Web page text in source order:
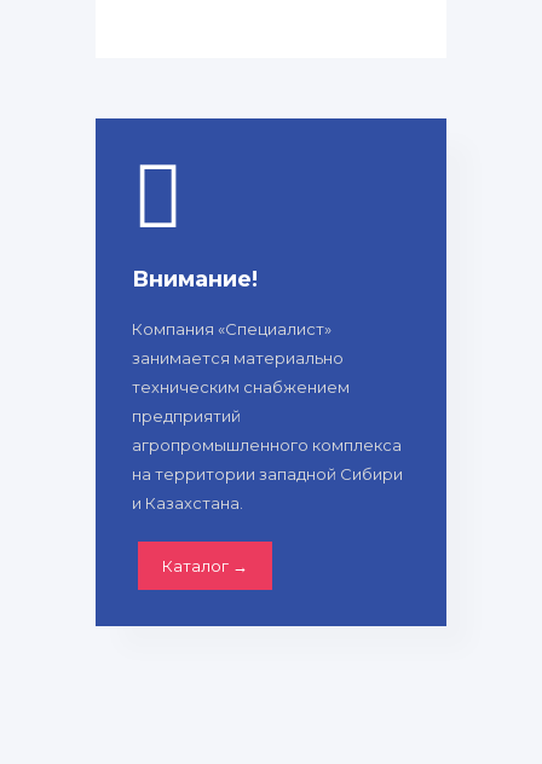
Внимание!
Компания «Специалист»
занимается материально
техническим снабжением
предприятий
агропромышленного комплекса
на территории западной Сибири
и Казахстана.
Каталог →